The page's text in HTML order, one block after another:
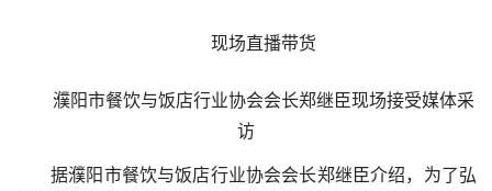
现场直播带货
濮阳市餐饮与饭店行业协会会长郑继臣现场接受媒体采
访
据濮阳市餐饮与饭店行业协会会长郑继臣介绍，为了弘